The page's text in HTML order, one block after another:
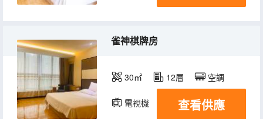
雀神棋牌房
30㎡ 12層 空調
電視機 查看供應